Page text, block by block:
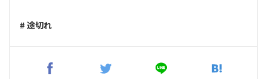
# 途切れ